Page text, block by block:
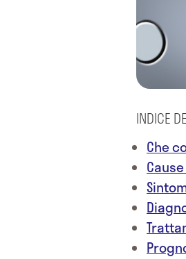
INDICE
Che